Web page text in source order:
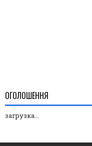
ОГОЛОШЕННЯ
загрузка...